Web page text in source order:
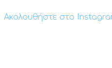
Ακολουθήστε στο